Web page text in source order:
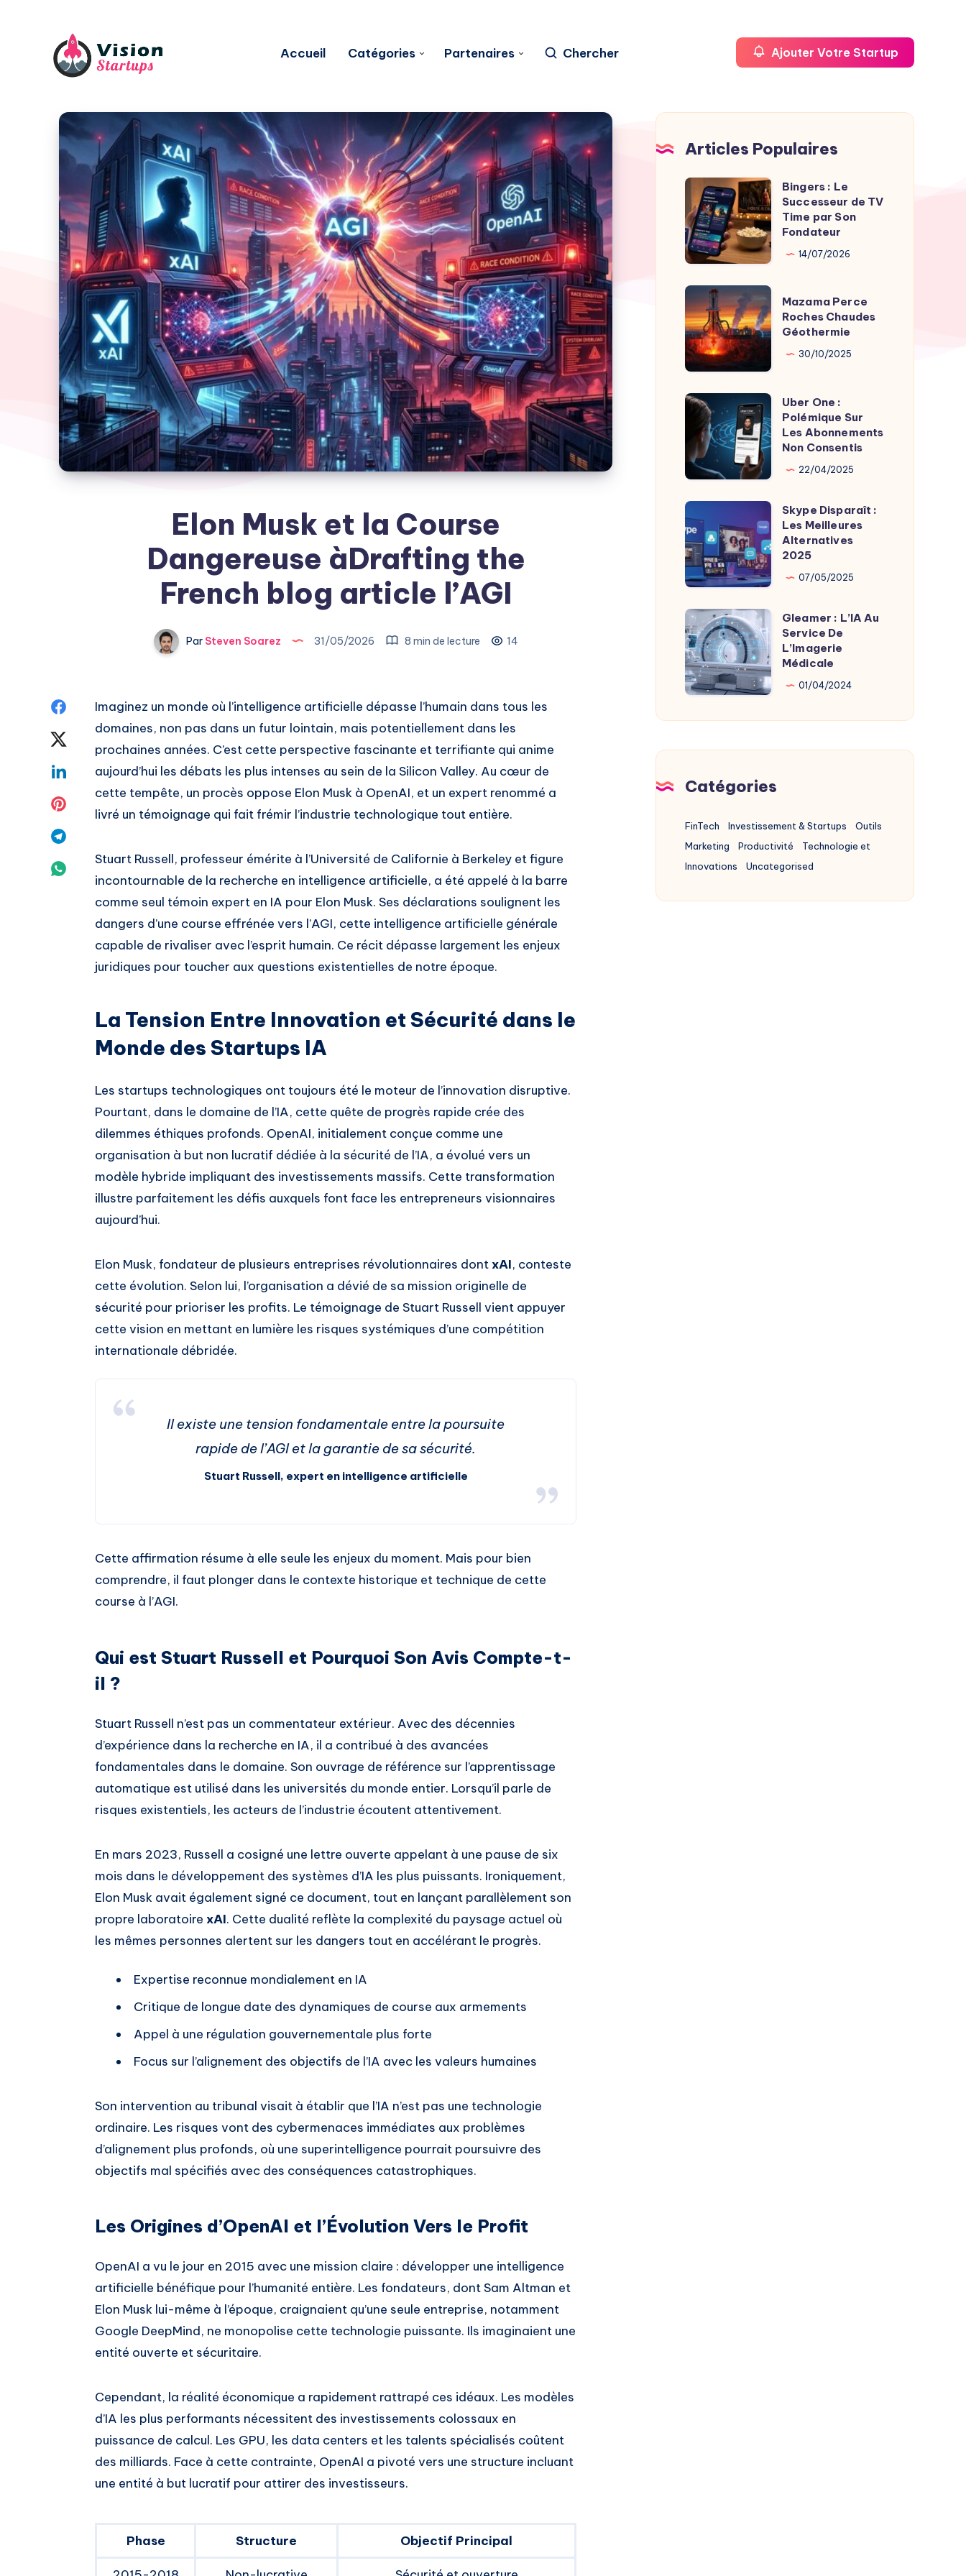
Accueil Catégories Partenaires Chercher Ajouter Votre Startup
Elon Musk et la Course
Dangereuse àDrafting the
French blog article l’AGI
ParSteven Soarez 31/05/2026 8 min de lecture 14
Share
Facebook
Twitter
Share
Pinterest
Share
Whatsapp
Imaginez un monde où l’intelligence artificielle dépasse l’humain dans tous les
domaines, non pas dans un futur lointain, mais potentiellement dans les
prochaines années. C’est cette perspective fascinante et terrifiante qui anime
aujourd’hui les débats les plus intenses au sein de la Silicon Valley. Au cœur de
cette tempête, un procès oppose Elon Musk à OpenAI, et un expert renommé a
livré un témoignage qui fait frémir l’industrie technologique tout entière.
Stuart Russell, professeur émérite à l’Université de Californie à Berkeley et figure
incontournable de la recherche en intelligence artificielle, a été appelé à la barre
comme seul témoin expert en IA pour Elon Musk. Ses déclarations soulignent les
dangers d’une course effrénée vers l’AGI, cette intelligence artificielle générale
capable de rivaliser avec l’esprit humain. Ce récit dépasse largement les enjeux
juridiques pour toucher aux questions existentielles de notre époque.
La Tension Entre Innovation et Sécurité dans le
Monde des Startups IA
Les startups technologiques ont toujours été le moteur de l’innovation disruptive.
Pourtant, dans le domaine de l’IA, cette quête de progrès rapide crée des
dilemmes éthiques profonds. OpenAI, initialement conçue comme une
organisation à but non lucratif dédiée à la sécurité de l’IA, a évolué vers un
modèle hybride impliquant des investissements massifs. Cette transformation
illustre parfaitement les défis auxquels font face les entrepreneurs visionnaires
aujourd’hui.
Elon Musk, fondateur de plusieurs entreprises révolutionnaires dont xAI, conteste
cette évolution. Selon lui, l’organisation a dévié de sa mission originelle de
sécurité pour prioriser les profits. Le témoignage de Stuart Russell vient appuyer
cette vision en mettant en lumière les risques systémiques d’une compétition
internationale débridée.
Il existe une tension fondamentale entre la poursuite
rapide de l’AGI et la garantie de sa sécurité.
Stuart Russell, expert en intelligence artificielle
Cette affirmation résume à elle seule les enjeux du moment. Mais pour bien
comprendre, il faut plonger dans le contexte historique et technique de cette
course à l’AGI.
Qui est Stuart Russell et Pourquoi Son Avis Compte-t-
il ?
Stuart Russell n’est pas un commentateur extérieur. Avec des décennies
d’expérience dans la recherche en IA, il a contribué à des avancées
fondamentales dans le domaine. Son ouvrage de référence sur l’apprentissage
automatique est utilisé dans les universités du monde entier. Lorsqu’il parle de
risques existentiels, les acteurs de l’industrie écoutent attentivement.
En mars 2023, Russell a cosigné une lettre ouverte appelant à une pause de six
mois dans le développement des systèmes d’IA les plus puissants. Ironiquement,
Elon Musk avait également signé ce document, tout en lançant parallèlement son
propre laboratoire xAI. Cette dualité reflète la complexité du paysage actuel où
les mêmes personnes alertent sur les dangers tout en accélérant le progrès.
Expertise reconnue mondialement en IA
Critique de longue date des dynamiques de course aux armements
Appel à une régulation gouvernementale plus forte
Focus sur l’alignement des objectifs de l’IA avec les valeurs humaines
Son intervention au tribunal visait à établir que l’IA n’est pas une technologie
ordinaire. Les risques vont des cybermenaces immédiates aux problèmes
d’alignement plus profonds, où une superintelligence pourrait poursuivre des
objectifs mal spécifiés avec des conséquences catastrophiques.
Les Origines d’OpenAI et l’Évolution Vers le Profit
OpenAI a vu le jour en 2015 avec une mission claire : développer une intelligence
artificielle bénéfique pour l’humanité entière. Les fondateurs, dont Sam Altman et
Elon Musk lui-même à l’époque, craignaient qu’une seule entreprise, notamment
Google DeepMind, ne monopolise cette technologie puissante. Ils imaginaient une
entité ouverte et sécuritaire.
Cependant, la réalité économique a rapidement rattrapé ces idéaux. Les modèles
d’IA les plus performants nécessitent des investissements colossaux en
puissance de calcul. Les GPU, les data centers et les talents spécialisés coûtent
des milliards. Face à cette contrainte, OpenAI a pivoté vers une structure incluant
une entité à but lucratif pour attirer des investisseurs.
Phase Structure Objectif Principal
Articles Populaires
Bingers
Le
Successeur
de
TV
Time
par
Son
Fondateur
Bingers : Le
Successeur de TV
Time par Son
Fondateur
14/07/2026
Mazama
Perce
Roches
Chaudes
Géothermie
Mazama Perce
Roches Chaudes
Géothermie
30/10/2025
Uber
One
Polémique
Sur
Les
Abonnements
Non
Consentis
Uber One :
Polémique Sur
Les Abonnements
Non Consentis
22/04/2025
Skype
Disparaît
:
Les
Meilleures
Alternatives
2025
Skype Disparaît :
Les Meilleures
Alternatives
2025
07/05/2025
Gleamer
:
L’IA
Au
Service
De
Gleamer : L’IA Au
Service De
L’Imagerie
Médicale
01/04/2024
Catégories
FinTech Investissement & Startups
Outils
Marketing
Productivité
Technologie et
Innovations
Uncategorised